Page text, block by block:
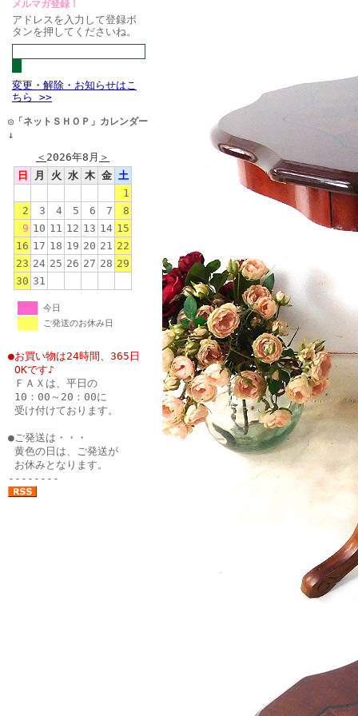
メルマガ登録！
アドレスを入力して登録ボ
タンを押してくださいね。
変更・解除・お知らせはこ
ちら >>
◎「ネットＳＨＯＰ」カレンダー
↓
＜ 2026年8月 ＞
日
月 火 水 木 金 土
1
2
3 4 5 6 7
8
9 10 11 12 13 14 15
16 17 18 19 20 21 22
23 24 25 26 27 28 29
30 31
今日
ご発送のお休み日
●お買い物は24時間、365日
OKです♪
ＦＡＸは、平日の
10：00～20：00に
受け付けております。
●ご発送は・・・
黄色の日は、ご発送が
お休みとなります。
--------